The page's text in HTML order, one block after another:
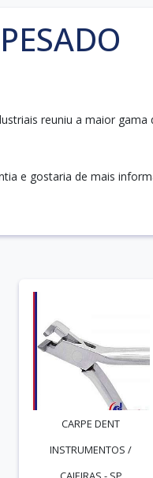
reuniu a maior
e gostaria de mais
CARPE DENT
INSTRUMENTOS /